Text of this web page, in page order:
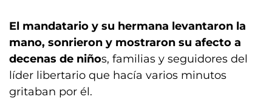
El mandatario y su hermana levantaron la
mano, sonrieron y mostraron su afecto a
decenas de niños, familias y seguidores del
líder libertario que hacía varios minutos
gritaban por él.